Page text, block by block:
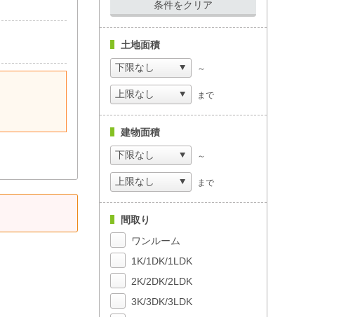
条件をクリア
土地面積
～
まで
建物面積
～
まで
間取り
ワンルーム
1K/1DK/1LDK
2K/2DK/2LDK
3K/3DK/3LDK